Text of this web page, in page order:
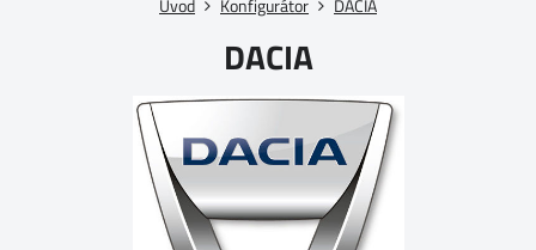
Úvod Konfigurátor DACIA
DACIA